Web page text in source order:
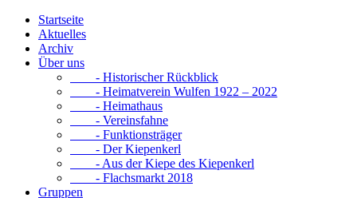
Startseite
Aktuelles
Archiv
Über uns
- Historischer Rückblick
- Heimatverein Wulfen 1922 – 2022
- Heimathaus
- Vereinsfahne
- Funktionsträger
- Der Kiepenkerl
- Aus der Kiepe des Kiepenkerl
- Flachsmarkt 2018
Gruppen